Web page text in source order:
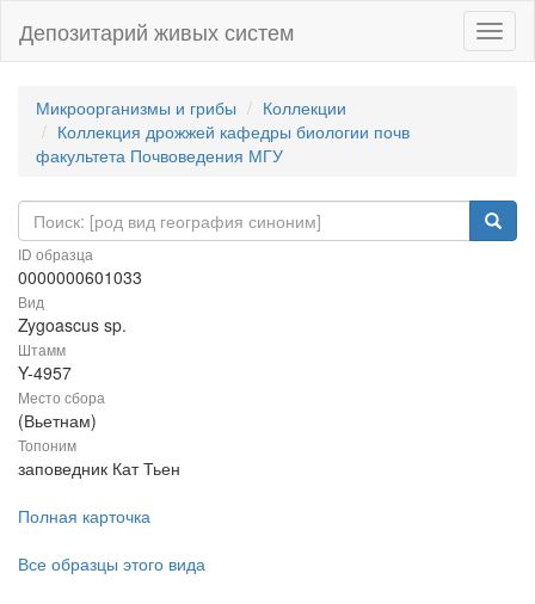
Депозитарий живых систем
Микроорганизмы и грибы
Коллекции
Коллекция дрожжей кафедры биологии почв
факультета Почвоведения МГУ
ID образца
0000000601033
Вид
Zygoascus sp.
Штамм
Y-4957
Место сбора
(Вьетнам)
Топоним
заповедник Кат Тьен
Полная карточка
Все образцы этого вида